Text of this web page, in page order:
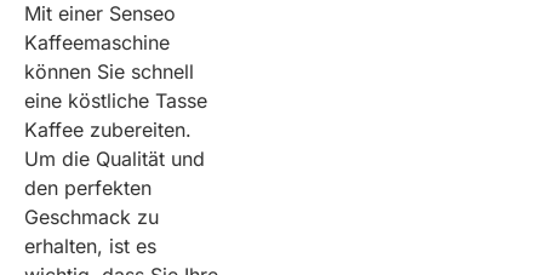
Mit einer Senseo
Kaffeemaschine
können Sie schnell
eine köstliche Tasse
Kaffee zubereiten.
Um die Qualität und
den perfekten
Geschmack zu
erhalten, ist es